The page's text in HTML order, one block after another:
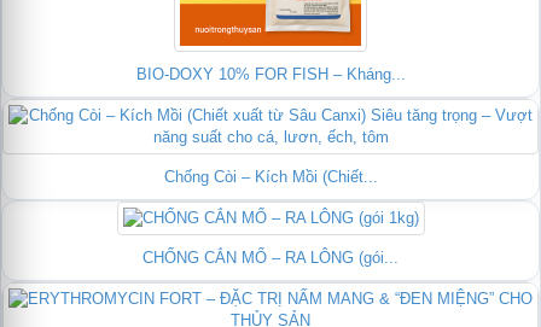
BIO-DOXY 10% FOR FISH – Kháng...
Chống Còi – Kích Mồi (Chiết...
CHỐNG CẮN MỔ – RA LÔNG (gói...